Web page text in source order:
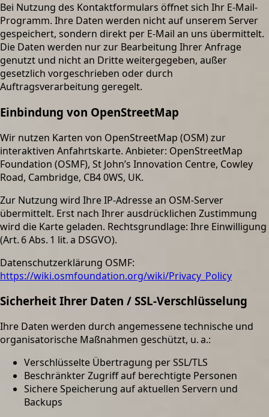
Bei Nutzung des Kontaktformulars öffnet sich Ihr E-Mail-
Programm. Ihre Daten werden nicht auf unserem Server
gespeichert, sondern direkt per E-Mail an uns übermittelt.
Die Daten werden nur zur Bearbeitung Ihrer Anfrage
genutzt und nicht an Dritte weitergegeben, außer
gesetzlich vorgeschrieben oder durch
Auftragsverarbeitung geregelt.
Einbindung von OpenStreetMap
Wir nutzen Karten von OpenStreetMap (OSM) zur
interaktiven Anfahrtskarte. Anbieter: OpenStreetMap
Foundation (OSMF), St John’s Innovation Centre, Cowley
Road, Cambridge, CB4 0WS, UK.
Zur Nutzung wird Ihre IP-Adresse an OSM-Server
übermittelt. Erst nach Ihrer ausdrücklichen Zustimmung
wird die Karte geladen. Rechtsgrundlage: Ihre Einwilligung
(Art. 6 Abs. 1 lit. a DSGVO).
Datenschutzerklärung OSMF:
https://wiki.osmfoundation.org/wiki/Privacy_Policy
Sicherheit Ihrer Daten / SSL-Verschlüsselung
Ihre Daten werden durch angemessene technische und
organisatorische Maßnahmen geschützt, u. a.:
Verschlüsselte Übertragung per SSL/TLS
Beschränkter Zugriff auf berechtigte Personen
Sichere Speicherung auf aktuellen Servern und
Backups